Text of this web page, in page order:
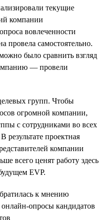
текущие
компании
вовлеченности
провела самостоятельно.
было сравнить взгляд
— провели
групп. Чтобы
огромной компании,
с сотрудниками во всех
результате проектная
компании
всего ценят работу здесь
EVP.
к мнению
опросы кандидатов